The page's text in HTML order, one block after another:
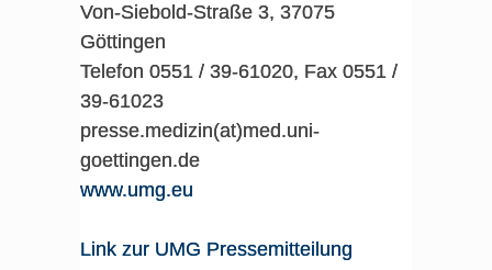
Von-Siebold-Straße 3, 37075
Göttingen
Telefon 0551 / 39-61020, Fax 0551 /
39-61023
presse.medizin(at)med.uni-
goettingen.de
www.umg.eu
Link zur UMG Pressemitteilung